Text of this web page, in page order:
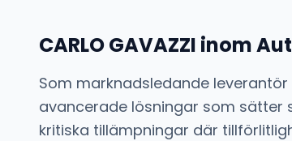
CARLO GAVAZZI inom
Som marknadsledande leverantör
avancerade lösningar som sätter
kritiska tillämpningar där